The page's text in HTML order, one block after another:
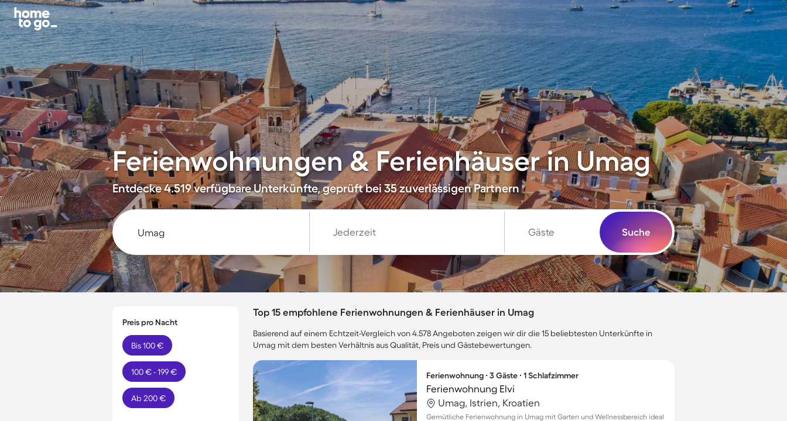
Ferienwohnungen & Ferienhäuser in Umag
Entdecke 4.519 verfügbare Unterkünfte, geprüft bei 35 zuverlässigen Partnern
Jederzeit Gäste Suche
Preis pro Nacht
Bis 100 €
100 € - 199 €
Ab 200 €
Top 15 empfohlene Ferienwohnungen & Ferienhäuser in Umag
Basierend auf einem Echtzeit-Vergleich von 4.578 Angeboten zeigen wir dir die 15 beliebtesten Unterkünfte in
Umag mit dem besten Verhältnis aus Qualität, Preis und Gästebewertungen.
Ferienwohnung ∙ 3 Gäste ∙ 1 Schlafzimmer
Ferienwohnung Elvi
Umag, Istrien, Kroatien
Gemütliche Ferienwohnung in Umag mit Garten und Wellnessbereich ideal